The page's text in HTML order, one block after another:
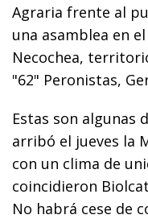
Agraria frente al
una asamblea en
Necochea,
"62" Peronistas,
Estas son algunas
arribó el jueves la
con un clima de
coincidieron
No habrá cese de